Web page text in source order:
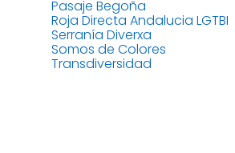
Pasaje Begoña
Roja Directa Andalucia LGTBI
Serranía Diverxa
Somos de Colores
Transdiversidad